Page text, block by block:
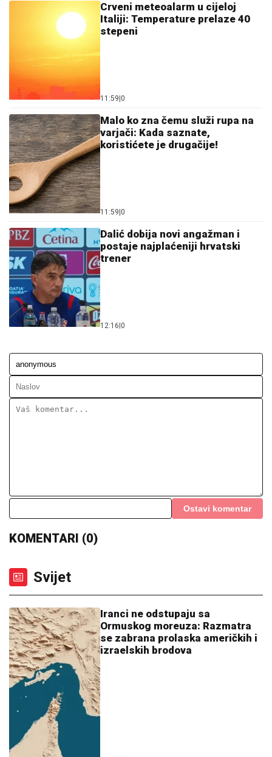
Crveni meteoalarm u cijeloj
Italiji: Temperature prelaze 40
stepeni
11:59 0
Malo ko zna čemu služi rupa na
varjači: Kada saznate,
koristićete je drugačije!
11:59 0
Dalić dobija novi angažman i
postaje najplaćeniji hrvatski
trener
12:16 0
Ostavi komentar
KOMENTARI (0)
Svijet
Iranci ne odstupaju sa
Ormuskog moreuza: Razmatra
se zabrana prolaska američkih i
izraelskih brodova